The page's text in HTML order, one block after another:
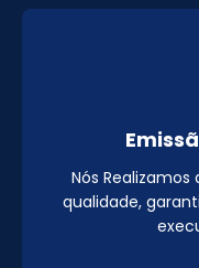
Nós
qualidade,